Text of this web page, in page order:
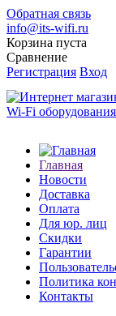
Обратная связь
info@its-wifi.ru
Корзина пуста
Сравнение
Регистрация Вход
Wi-Fi оборудования
Главная
Новости
Доставка
Оплата
Для юр. лиц
Скидки
Гарантии
Политика
Контакты